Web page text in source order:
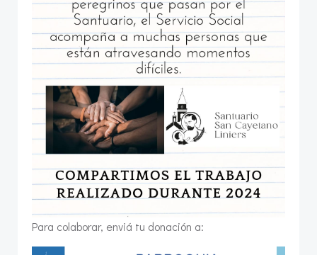
Para colaborar, enviá tu donación a: